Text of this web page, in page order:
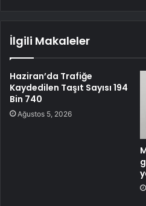
İlgili Makaleler
Haziran’da Trafiğe
Kaydedilen Taşıt Sayısı 194
Bin 740
Ağustos 5, 2026